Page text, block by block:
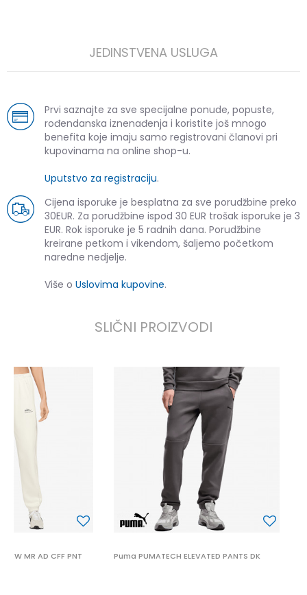
JEDINSTVENA USLUGA
Prvi saznajte za sve specijalne ponude, popuste,
rođendanska iznenađenja i koristite još mnogo
benefita koje imaju samo registrovani članovi pri
kupovinama na online shop-u.
Uputstvo za registraciju.
Cijena isporuke je besplatna za sve porudžbine preko
30EUR. Za porudžbine ispod 30 EUR trošak isporuke je 3
EUR. Rok isporuke je 5 radnih dana. Porudžbine
kreirane petkom i vikendom, šaljemo početkom
naredne nedjelje.
Više o Uslovima kupovine.
SLIČNI PROIZVODI
MW MR AD CFF PNT Puma PUMATECH ELEVATED PANTS DK